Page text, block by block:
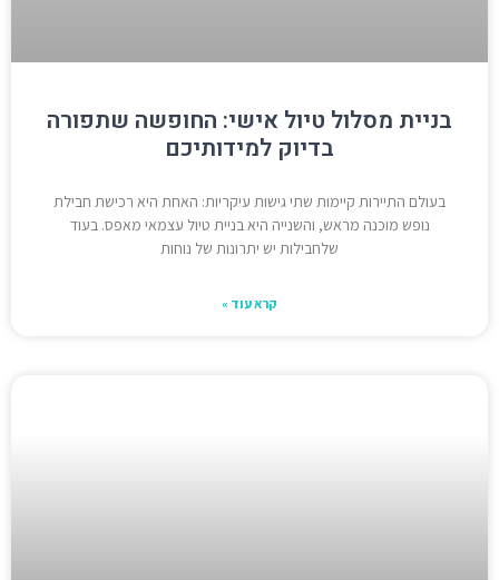
בניית מסלול טיול אישי: החופשה שתפורה
בדיוק למידותיכם
בעולם התיירות קיימות שתי גישות עיקריות: האחת היא רכישת חבילת
נופש מוכנה מראש, והשנייה היא בניית טיול עצמאי מאפס. בעוד
שלחבילות יש יתרונות של נוחות
קרא עוד »